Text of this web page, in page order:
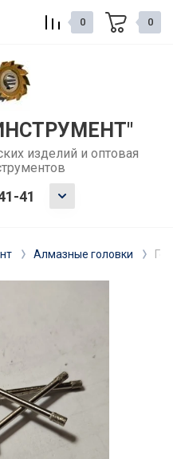
изделий и оптовая
41
0 0
Алмазные головки